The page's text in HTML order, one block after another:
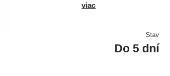
viac
Stav
Do 5 dní